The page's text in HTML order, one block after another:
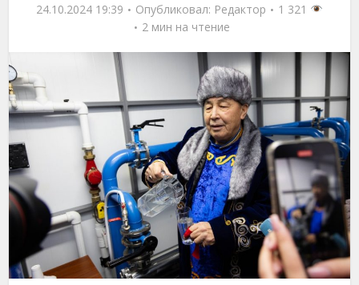
24.10.2024 19:39 Опубликовал: Редактор
1 321
2 мин на чтение